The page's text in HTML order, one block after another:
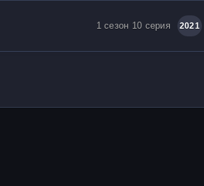
1 сезон 10 серия 2021